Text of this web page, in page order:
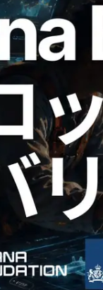
ブロックア
のブロッ
を視覚化